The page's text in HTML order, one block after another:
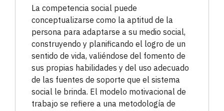
La competencia social puede
conceptualizarse como la aptitud de la
persona para adaptarse a su medio social,
construyendo y planificando el logro de un
sentido de vida, valiéndose del fomento de
sus propias habilidades y del uso adecuado
de las fuentes de soporte que el sistema
social le brinda. El modelo motivacional de
trabajo se refiere a una metodología de